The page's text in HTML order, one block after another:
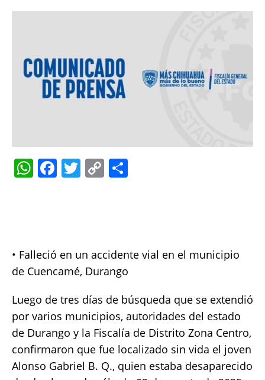
W
A
p
p
F
o
o
k
T C
Li
n
k
• Falleció en un accidente vial en el municipio
de Cuencamé, Durango
Luego de tres días de búsqueda que se extendió
por varios municipios, autoridades del estado
de Durango y la Fiscalía de Distrito Zona Centro,
confirmaron que fue localizado sin vida el joven
Alonso Gabriel B. Q., quien estaba desaparecido